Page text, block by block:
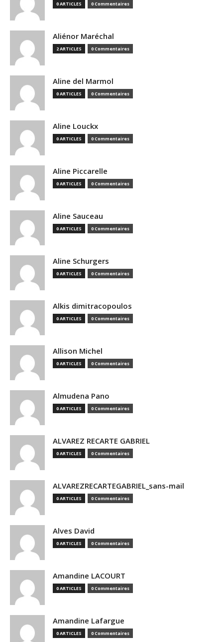
0 ARTICLES 0 Commentaires
Aliénor Maréchal
2 ARTICLES 0 Commentaires
Aline del Marmol
0 ARTICLES 0 Commentaires
Aline Louckx
0 ARTICLES 0 Commentaires
Aline Piccarelle
0 ARTICLES 0 Commentaires
Aline Sauceau
0 ARTICLES 0 Commentaires
Aline Schurgers
0 ARTICLES 0 Commentaires
Alkis dimitracopoulos
0 ARTICLES 0 Commentaires
Allison Michel
0 ARTICLES 0 Commentaires
Almudena Pano
0 ARTICLES 0 Commentaires
ALVAREZ RECARTE GABRIEL
0 ARTICLES 0 Commentaires
ALVAREZRECARTEGABRIEL_sans-mail
0 ARTICLES 0 Commentaires
Alves David
0 ARTICLES 0 Commentaires
Amandine LACOURT
0 ARTICLES 0 Commentaires
Amandine Lafargue
0 ARTICLES 0 Commentaires